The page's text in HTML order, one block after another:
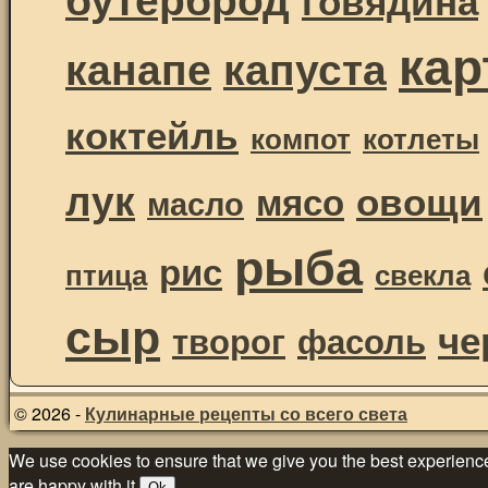
канапе капуста
коктейль компот котлеты
лук масло мясо овощи
птица рис рыба свекла
сыр творог фасоль
© 2026 - Кулинарные рецепты со всего света
We use cookies to ensure that we give you the best